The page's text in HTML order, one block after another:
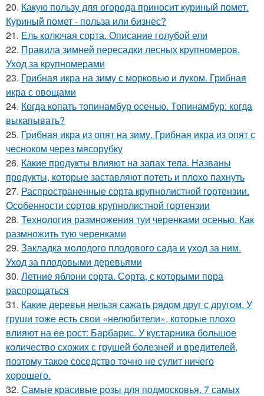
20. Какую пользу для огорода приносит куриный помет.
Куриный помет - польза или бизнес?
21. Ель колючая сорта. Описание голубой ели
22. Правила зимней пересадки лесных крупномеров.
Уход за крупномерами
23. Грибная икра на зиму с морковью и луком. Грибная
икра с овощами
24. Когда копать топинамбур осенью. Топинамбур: когда
выкапывать?
25. Грибная икра из опят на зиму. Грибная икра из опят с
чесноком через мясорубку
26. Какие продукты влияют на запах тела. Названы
продукты, которые заставляют потеть и плохо пахнуть
27. Распространенные сорта крупнолистной гортензии.
Особенности сортов крупнолистной гортензии
28. Технология размножения туи черенками осенью. Как
размножить тую черенками
29. Закладка молодого плодового сада и уход за ним.
Уход за плодовыми деревьями
30. Летние яблони сорта. Сорта, с которыми пора
распрощаться
31. Какие деревья нельзя сажать рядом друг с другом. У
груши тоже есть свои «нелюбители», которые плохо
влияют на ее рост: Барбарис. У кустарника большое
количество схожих с грушей болезней и вредителей,
поэтому такое соседство точно не сулит ничего
хорошего.
32. Самые красивые розы для подмосковья. 7 самых